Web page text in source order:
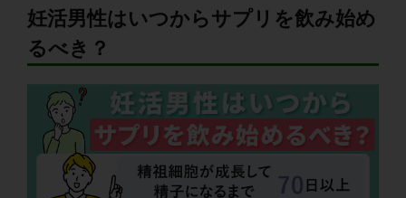
妊活男性はいつからサプリを飲み始め
るべき？